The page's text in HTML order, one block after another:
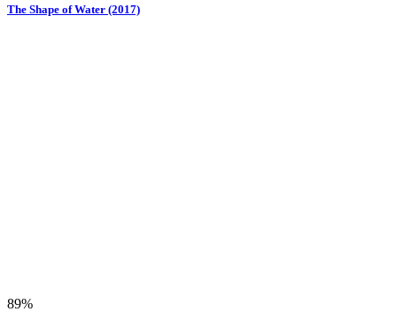
The Shape of Water (2017)
89%